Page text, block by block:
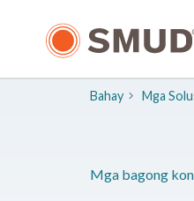
Pangunahing
Bahay Mga
Mga bagong